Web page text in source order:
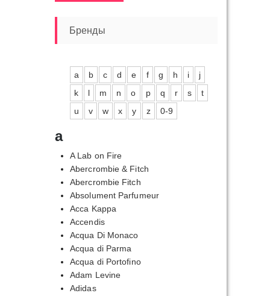
Бренды
a b c d e f g h i
j
k
l m n o p q r s
t
u
v w x y z 0-9
a
A Lab on Fire
Abercrombie & Fitch
Abercrombie Fitch
Absolument Parfumeur
Acca Kappa
Accendis
Acqua Di Monaco
Acqua di Parma
Acqua di Portofino
Adam Levine
Adidas